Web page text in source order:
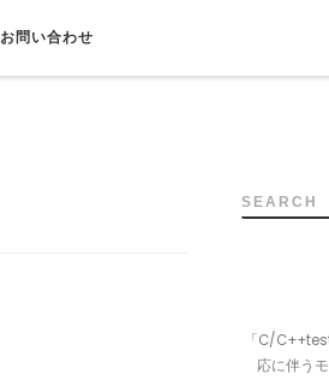
お問い合わせ
SEARCH
「C/
応に伴う